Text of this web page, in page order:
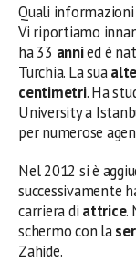
Quali
Vi riportiamo
ha 33 annied è
Turchia. La sua
centimetri. Ha
University a
per numerose
Nel 2012 si è
successivamente
carriera di attrice.
schermo con la
Zahide.